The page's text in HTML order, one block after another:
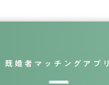
既婚者マッチングアプリ